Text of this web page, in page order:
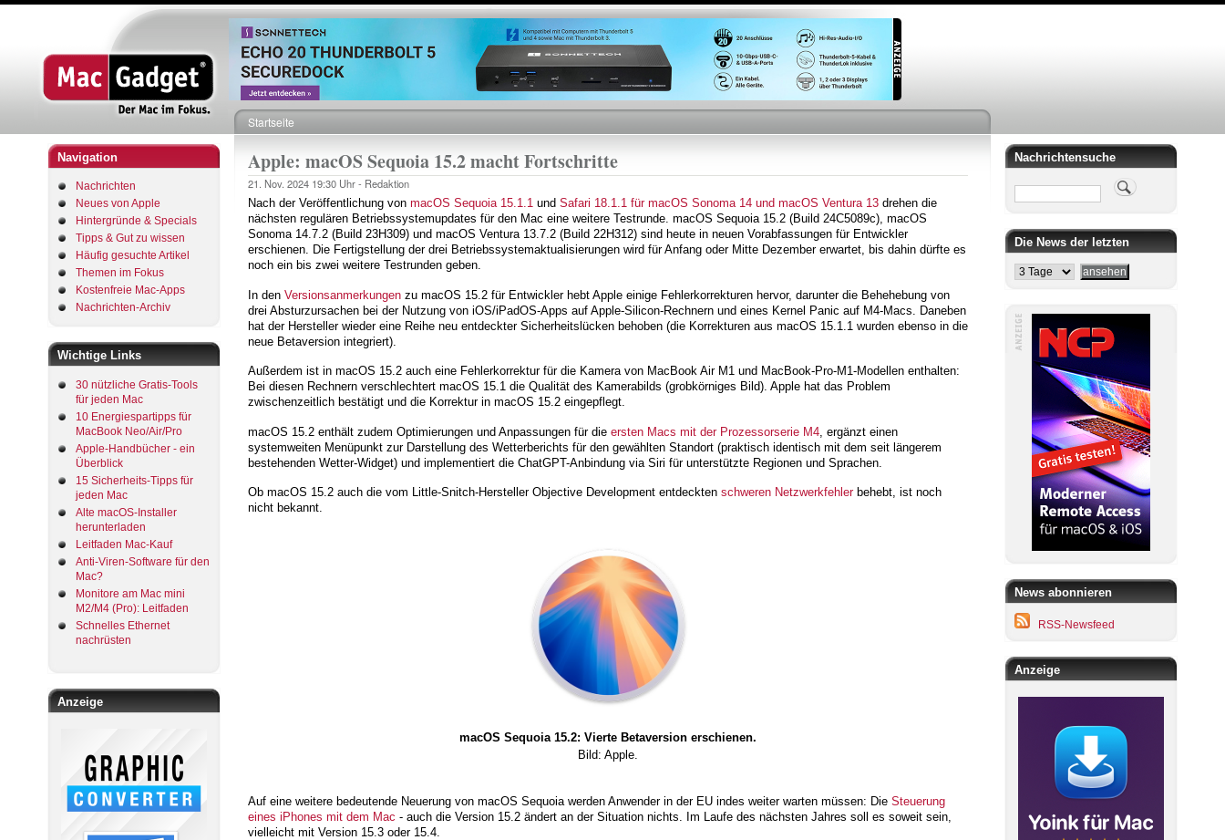
Direkt
zum
Inhalt
Navigation
Nachrichten
Neues von Apple
Hintergründe & Specials
Tipps & Gut zu wissen
Häufig gesuchte Artikel
Themen im Fokus
Kostenfreie Mac-Apps
Nachrichten-Archiv
Wichtige Links
30 nützliche Gratis-Tools
für jeden Mac
10 Energiespartipps für
MacBook Neo/Air/Pro
Apple-Handbücher - ein
Überblick
15 Sicherheits-Tipps für
jeden Mac
Alte macOS-Installer
herunterladen
Leitfaden Mac-Kauf
Anti-Viren-Software für den
Mac?
Monitore am Mac mini
M2/M4 (Pro): Leitfaden
Schnelles Ethernet
nachrüsten
Anzeige
Pfadnavigation
Startseite
Apple: macOS Sequoia 15.2 macht Fortschritte
21. Nov. 2024 19:30 Uhr - Redaktion
Nach der Veröffentlichung von macOS Sequoia 15.1.1 und Safari 18.1.1 für macOS Sonoma 14 und macOS Ventura 13 drehen die
nächsten regulären Betriebssystemupdates für den Mac eine weitere Testrunde. macOS Sequoia 15.2 (Build 24C5089c), macOS
Sonoma 14.7.2 (Build 23H309) und macOS Ventura 13.7.2 (Build 22H312) sind heute in neuen Vorabfassungen für Entwickler
erschienen. Die Fertigstellung der drei Betriebssystemaktualisierungen wird für Anfang oder Mitte Dezember erwartet, bis dahin dürfte es
noch ein bis zwei weitere Testrunden geben.
In den Versionsanmerkungen zu macOS 15.2 für Entwickler hebt Apple einige Fehlerkorrekturen hervor, darunter die Behehebung von
drei Absturzursachen bei der Nutzung von iOS/iPadOS-Apps auf Apple-Silicon-Rechnern und eines Kernel Panic auf M4-Macs. Daneben
hat der Hersteller wieder eine Reihe neu entdeckter Sicherheitslücken behoben (die Korrekturen aus macOS 15.1.1 wurden ebenso in die
neue Betaversion integriert).
Außerdem ist in macOS 15.2 auch eine Fehlerkorrektur für die Kamera von MacBook Air M1 und MacBook-Pro-M1-Modellen enthalten:
Bei diesen Rechnern verschlechtert macOS 15.1 die Qualität des Kamerabilds (grobkörniges Bild). Apple hat das Problem
zwischenzeitlich bestätigt und die Korrektur in macOS 15.2 eingepflegt.
macOS 15.2 enthält zudem Optimierungen und Anpassungen für die ersten Macs mit der Prozessorserie M4 , ergänzt einen
systemweiten Menüpunkt zur Darstellung des Wetterberichts für den gewählten Standort (praktisch identisch mit dem seit längerem
bestehenden Wetter-Widget) und implementiert die ChatGPT-Anbindung via Siri für unterstützte Regionen und Sprachen.
Ob macOS 15.2 auch die vom Little-Snitch-Hersteller Objective Development entdeckten schweren Netzwerkfehlerbehebt, ist noch
nicht bekannt.
macOS Sequoia 15.2: Vierte Betaversion erschienen.
Bild: Apple.
Auf eine weitere bedeutende Neuerung von macOS Sequoia werden Anwender in der EU indes weiter warten müssen: Die Steuerung
eines iPhones mit dem Mac - auch die Version 15.2 ändert an der Situation nichts. Im Laufe des nächsten Jahres soll es soweit sein,
vielleicht mit Version 15.3 oder 15.4.
Nachrichtensuche
Suche
Die News der letzten
News abonnieren
RSS-Newsfeed
Anzeige